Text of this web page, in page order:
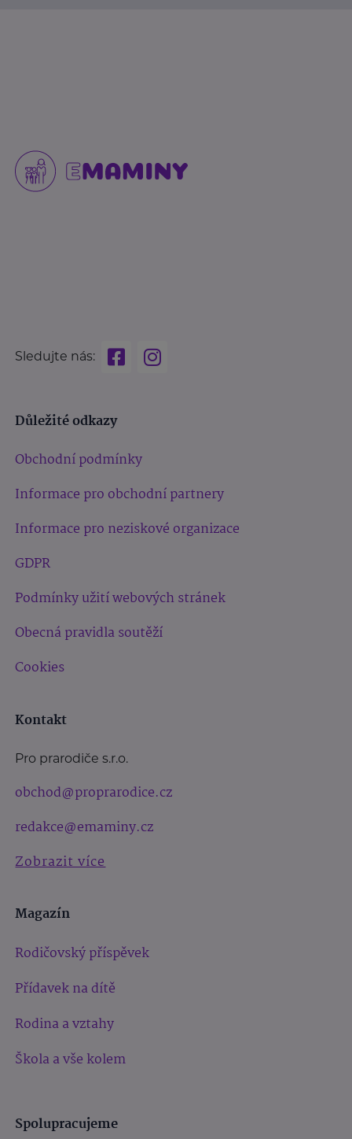
Sledujte nás:
Důležité odkazy
Obchodní podmínky
Informace pro obchodní partnery
Informace pro neziskové organizace
GDPR
Podmínky užití webových stránek
Obecná pravidla soutěží
Cookies
Kontakt
Pro prarodiče s.r.o.
obchod@proprarodice.cz
redakce@emaminy.cz
Zobrazit více
Magazín
Rodičovský příspěvek
Přídavek na dítě
Rodina a vztahy
Škola a vše kolem
Spolupracujeme